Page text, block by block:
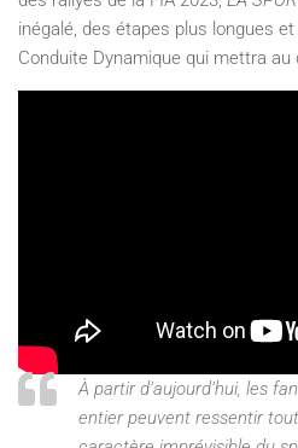
inégalé, des étapes plus longues
Conduite Dynamique qui mettra au
À partir d’aujourd’hui, les
entier peuvent ressentir